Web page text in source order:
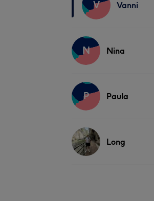
V Vanni
N Nina
P Paula
Long